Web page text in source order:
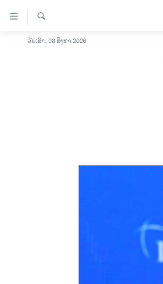
ລິ້ງ
ສຳຫລັບ
ໂຮມເພຈ
ຄົ້ນຫາ
ວັນເສົາ, 08 ສິງຫາ 2026